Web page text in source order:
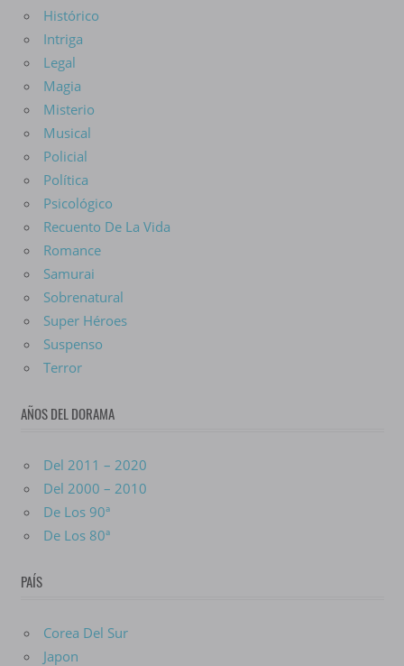
Histórico
Intriga
Legal
Magia
Misterio
Musical
Policial
Política
Psicológico
Recuento De La Vida
Romance
Samurai
Sobrenatural
Super Héroes
Suspenso
Terror
AÑOS DEL DORAMA
Del 2011 – 2020
Del 2000 – 2010
De Los 90ª
De Los 80ª
PAÍS
Corea Del Sur
Japon